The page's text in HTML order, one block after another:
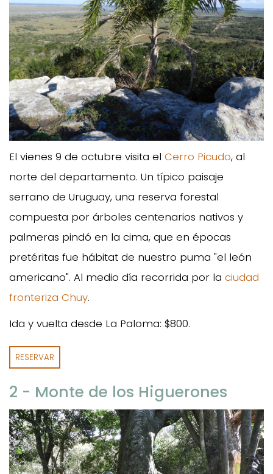
El vienes 9 de octubre visita el Cerro Picudo, al
norte del departamento. Un típico paisaje
serrano de Uruguay, una reserva forestal
compuesta por árboles centenarios nativos y
palmeras pindó en la cima, que en épocas
pretéritas fue hábitat de nuestro puma "el león
americano". Al medio día recorrida por la ciudad
fronteriza Chuy.
Ida y vuelta desde La Paloma: $800.
RESERVAR
2 - Monte de los Higuerones